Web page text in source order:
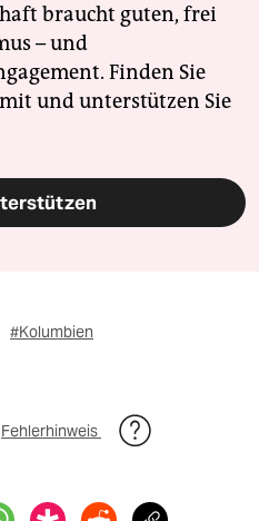
braucht guten, frei
– und
Finden Sie
und unterstützen Sie
#Kolumbien
Fehlerhinweis